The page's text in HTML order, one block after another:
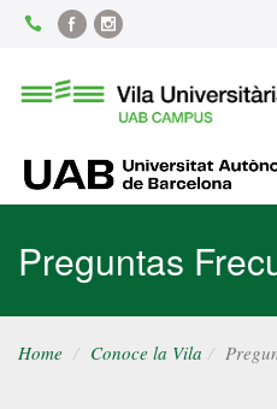
Content FacebookInstagram
Universitària
UAB
Preguntas
Home Conoce la Vila